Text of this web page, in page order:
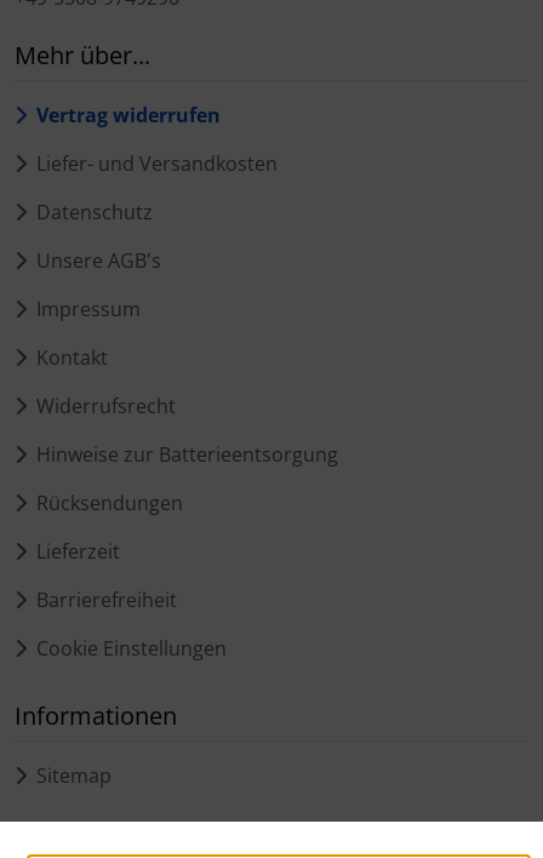
Mehr über...
Vertrag widerrufen
Liefer- und Versandkosten
Datenschutz
Unsere AGB's
Impressum
Kontakt
Widerrufsrecht
Hinweise zur Batterieentsorgung
Rücksendungen
Lieferzeit
Barrierefreiheit
Cookie Einstellungen
Informationen
Sitemap